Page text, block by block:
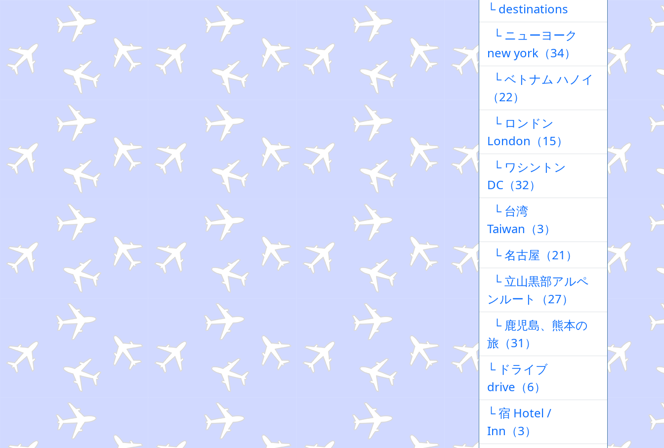
└ destinations
└ ニューヨーク
new york（34）
└ ベトナム ハノイ
（22）
└ ロンドン
London（15）
└ ワシントン
DC（32）
└ 台湾
Taiwan（3）
└ 名古屋（21）
└ 立山黒部アルペ
ンルート（27）
└ 鹿児島、熊本の
旅（31）
└ ドライブ
drive（6）
└ 宿 Hotel /
Inn（3）